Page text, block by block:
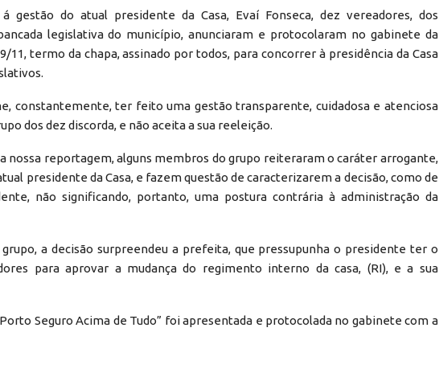
gestão do atual presidente da Casa, Evaí Fonseca, dez vereadores, dos
legislativa do município, anunciaram e protocolaram no gabinete da
termo da chapa, assinado por todos, para concorrer à presidência da Casa
constantemente, ter feito uma gestão transparente, cuidadosa e atenciosa
dos dez discorda, e não aceita a sua reeleição.
nossa reportagem, alguns membros do grupo reiteraram o caráter arrogante,
presidente da Casa, e fazem questão de caracterizarem a decisão, como de
não significando, portanto, uma postura contrária à administração da
a decisão surpreendeu a prefeita, que pressupunha o presidente ter o
para aprovar a mudança do regimento interno da casa, (RI), e a sua
Seguro Acima de Tudo” foi apresentada e protocolada no gabinete com a